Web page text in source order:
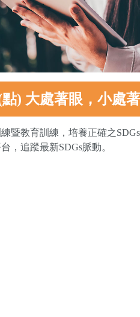
) 大處著眼，小處著
暨教育訓練，培養正確之SDGs
，追蹤最新SDGs脈動。